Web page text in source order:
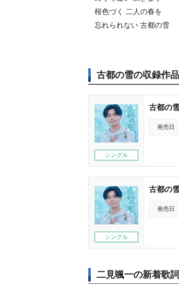
桜色づく 二人の春を
忘れられない 古都の雪
古都の雪の収録作品
シングル
古都の
発売日
シングル
古都の
発売日
二見颯一の新着歌詞